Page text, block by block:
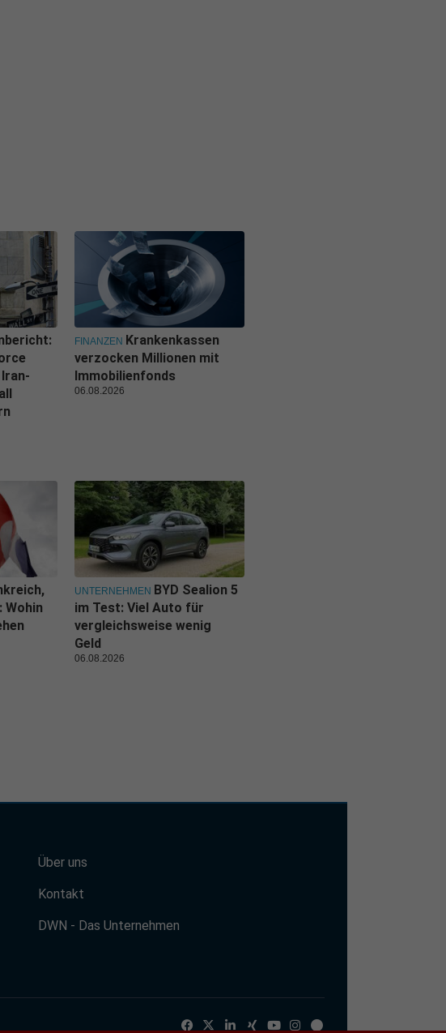
FINANZEN Krankenkassen
verzocken Millionen mit
Immobilienfonds
06.08.2026
Wohin
UNTERNEHMEN BYD Sealion 5
im Test: Viel Auto für
vergleichsweise wenig
Geld
06.08.2026
Über uns
Kontakt
DWN - Das Unternehmen